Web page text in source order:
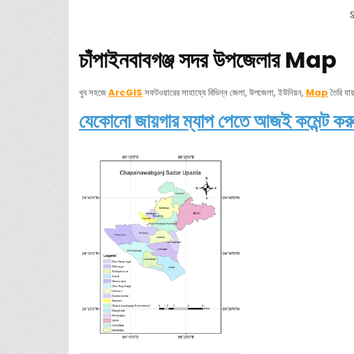
চাঁপাইনবাবগঞ্জ সদর উপজেলার Map
খুব সহজেArcGIS সফটওয়ারের সাহায্যে বিভিন্ন জেলা, উপজেলা, ইউনিয়ন, Map তৈরি
যেকোনো জায়গার ম্যাপ পেতে আজই কমেন্ট